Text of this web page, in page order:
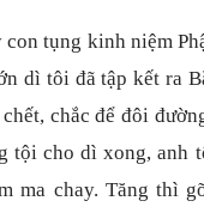
tụng kinh niệm
dì tôi đã tập kết ra
chắc để đôi
tội cho dì xong, anh
ma chay. Tăng thì